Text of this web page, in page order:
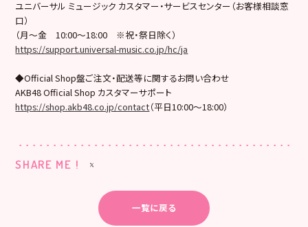
ユニバーサル ミュージック カスタマー・サービスセンター（お客様相談窓
口）
（月～金 10:00～18:00 ※祝・祭日除く）
https://support.universal-music.co.jp/hc/ja
◆Official Shop盤ご注文・配送等に関するお問い合わせ
AKB48 Official Shop カスタマーサポート
https://shop.akb48.co.jp/contact（平日10:00～18:00）
SHARE ME !
一覧に戻る